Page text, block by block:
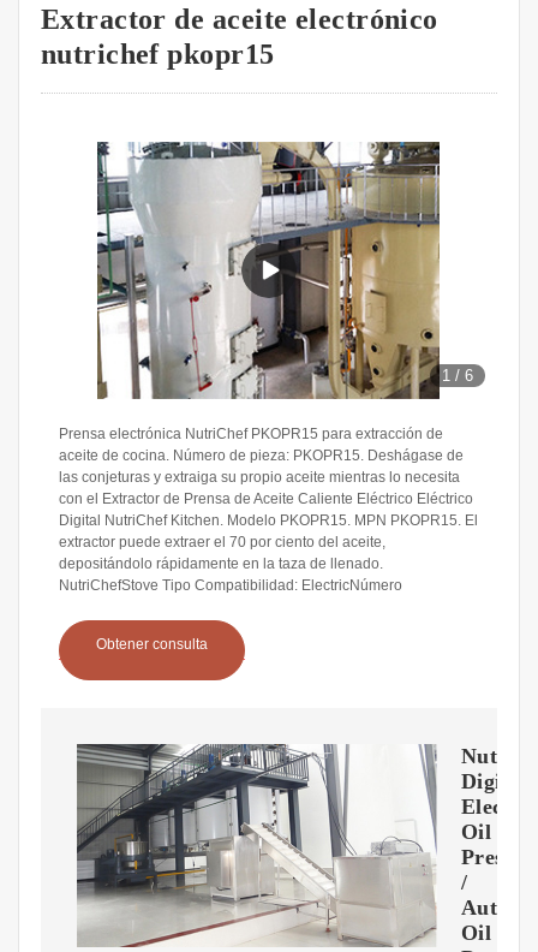
Extractor de aceite electrónico
nutrichef pkopr15
1 /6
Prensa electrónica NutriChef PKOPR15 para extracción de
aceite de cocina. Número de pieza: PKOPR15. Deshágase de
las conjeturas y extraiga su propio aceite mientras lo necesita
con el Extractor de Prensa de Aceite Caliente Eléctrico Eléctrico
Digital NutriChef Kitchen. Modelo PKOPR15. MPN PKOPR15. El
extractor puede extraer el 70 por ciento del aceite,
depositándolo rápidamente en la taza de llenado.
NutriChefStove Tipo Compatibilidad: ElectricNúmero
Obtener consulta
Digital
Oil
Press
/
Oil